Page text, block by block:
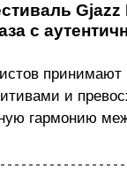
Gjazz
с
принимают
и
гармонию